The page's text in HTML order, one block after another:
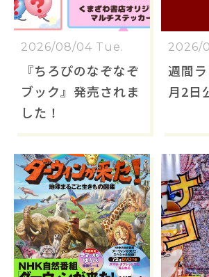
2026/08/04 Tue.
『ちろぴのなぞなぞ
ブック』発売されま
した！
2026/
週間
月2日